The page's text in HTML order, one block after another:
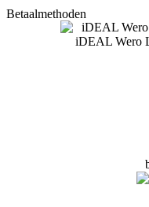
Betaalmethoden
iDEAL Wero